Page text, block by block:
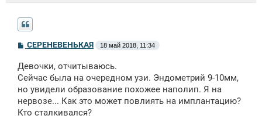
С
б
щ
н
и
СЕРЕНЕВЕНЬКАЯ 18 май 2018, 11:34
Девочки, отчитываюсь.
Сейчас была на очередном узи. Эндометрий 9-10мм,
но увидели образование похожее наполип. Я на
нервозе... Как это может повлиять на имплантацию?
Кто сталкивался?